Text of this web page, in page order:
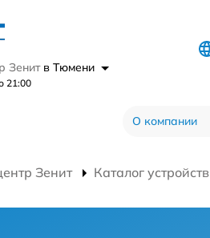
Зенит в Тюмени
21:00
О компании
Зенит Каталог устройств